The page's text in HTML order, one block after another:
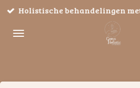
Ga
naar
Holistische behandelingen